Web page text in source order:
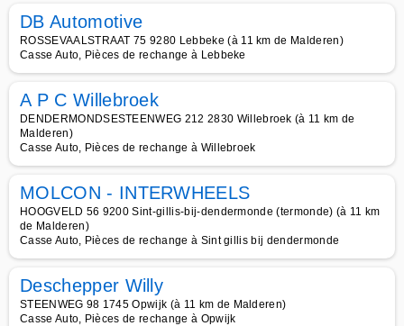
DB Automotive
ROSSEVAALSTRAAT 75 9280 Lebbeke (à 11 km de Malderen)
Casse Auto, Pièces de rechange à Lebbeke
A P C Willebroek
DENDERMONDSESTEENWEG 212 2830 Willebroek (à 11 km de
Malderen)
Casse Auto, Pièces de rechange à Willebroek
MOLCON - INTERWHEELS
HOOGVELD 56 9200 Sint-gillis-bij-dendermonde (termonde) (à 11 km
de Malderen)
Casse Auto, Pièces de rechange à Sint gillis bij dendermonde
Deschepper Willy
STEENWEG 98 1745 Opwijk (à 11 km de Malderen)
Casse Auto, Pièces de rechange à Opwijk